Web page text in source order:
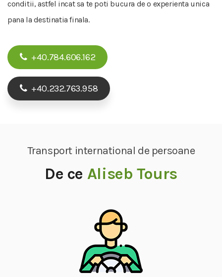
conditii, astfel incat sa te poti bucura de o experienta unica
pana la destinatia finala.
+40.784.606.162
+40.232.763.958
Transport international de persoane
De ce Aliseb Tours